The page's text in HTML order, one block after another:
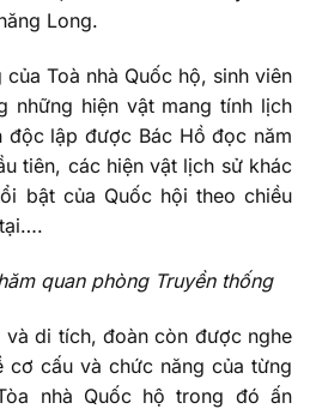
Long.
Toà nhà Quốc hộ, sinh viên
những hiện vật mang tính lịch
độc lập được Bác Hồ đọc năm
tiên, các hiện vật lịch sử khác
bật của Quốc hội theo chiều
quan phòng Truyền thống
và di tích, đoàn còn được nghe
cơ cấu và chức năng của từng
nhà Quốc hộ trong đó ấn